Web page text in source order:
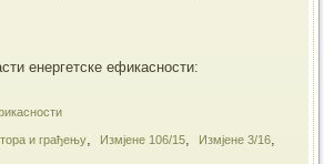
енергетске ефикасности:
и грађењу, Измјене 106/15, Измјене 3/16,